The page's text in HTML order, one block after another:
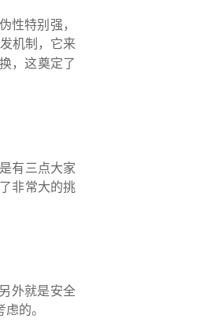
性特别强，
机制，它来
，这奠定了
有三点大家
非常大的挑
外就是安全
的。